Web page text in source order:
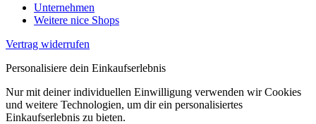
Unternehmen
Weitere nice Shops
Vertrag widerrufen
Personalisiere dein Einkaufserlebnis
Nur mit deiner individuellen Einwilligung verwenden wir Cookies
und weitere Technologien, um dir ein personalisiertes
Einkaufserlebnis zu bieten.